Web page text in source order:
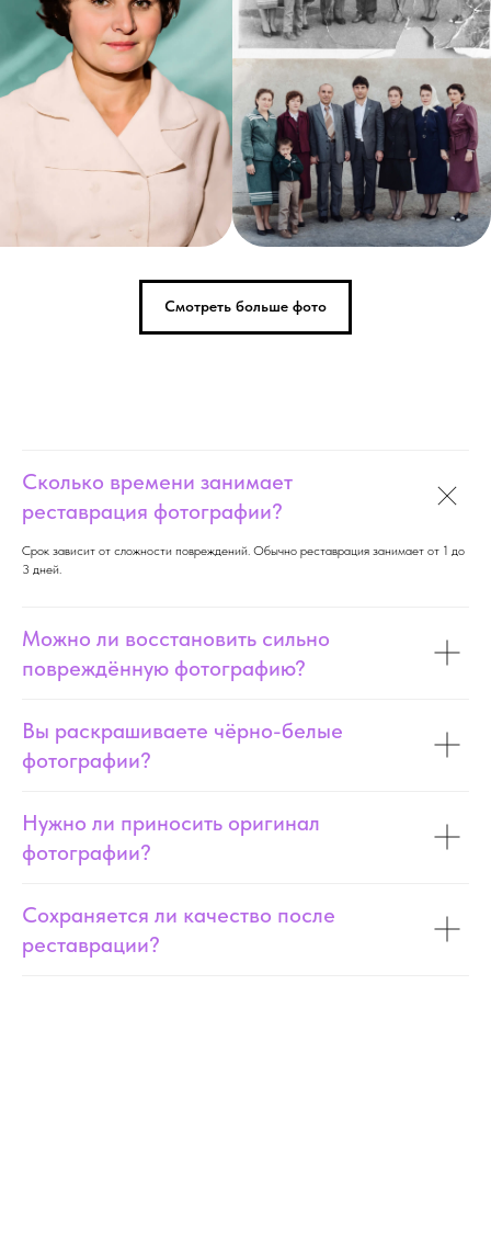
Смотреть больше фото
Сколько времени занимает
реставрация фотографии?
Срок зависит от сложности повреждений. Обычно реставрация занимает от 1 до
3 дней.
Можно ли восстановить сильно
повреждённую фотографию?
Вы раскрашиваете чёрно-белые
фотографии?
Нужно ли приносить оригинал
фотографии?
Сохраняется ли качество после
реставрации?